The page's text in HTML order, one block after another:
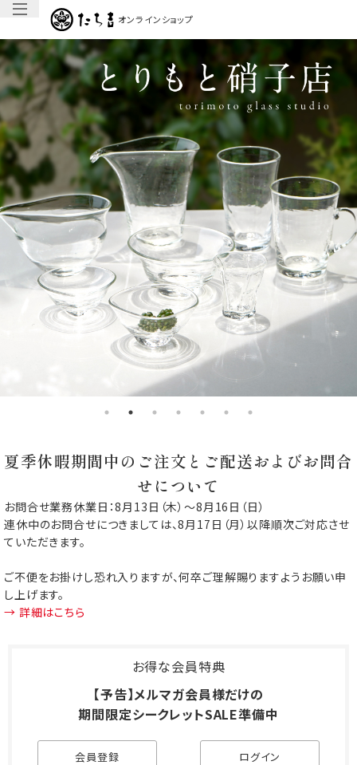
オンラインショップ
夏季休暇期間中のご注文とご配送およびお問合
せについて
お問合せ業務休業日：8月13日（木）～8月16日（日）
連休中のお問合せにつきましては、8月17日（月）以降順次ご対応させ
ていただきます。
ご不便をお掛けし恐れ入りますが、何卒ご理解賜りますようお願い申
し上げます。
→ 詳細はこちら
お得な会員特典
【予告】メルマガ会員様だけの
期間限定シークレットSALE準備中
会員登録 ログイン